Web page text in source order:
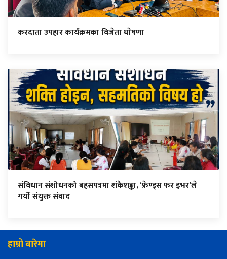
करदाता उपहार कार्यक्रमका विजेता घाेषणा
संविधान संशोधनको बहसपत्रमा शंकैशङ्का, ‘फ्रेण्ड्स फर इभर’ले
गर्यो संयुक्त संवाद
हाम्रो बारेमा